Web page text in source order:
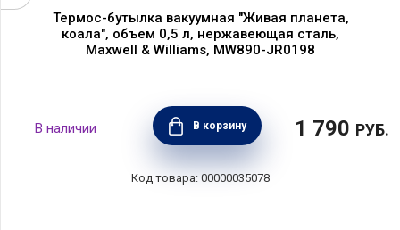
Термос-бутылка вакуумная "Живая планета,
коала", объем 0,5 л, нержавеющая сталь,
Maxwell & Williams, MW890-JR0198
В корзину 1 790 РУБ.
00000035078